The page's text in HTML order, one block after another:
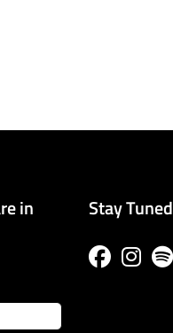
Stay Tuned
in